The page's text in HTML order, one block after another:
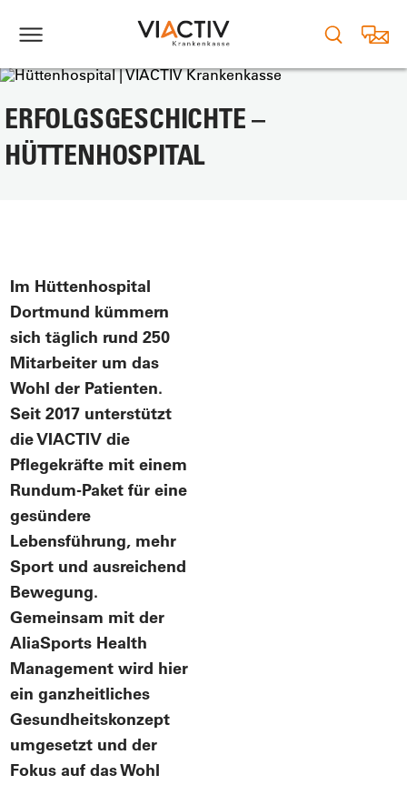
ERFOLGSGESCHICHTE –
HÜTTENHOSPITAL
Im Hüttenhospital
Dortmund kümmern
sich täglich rund 250
Mitarbeiter um das
Wohl der Patienten.
Seit 2017 unterstützt
die VIACTIV die
Pflegekräfte mit einem
Rundum-Paket für eine
gesündere
Lebensführung, mehr
Sport und ausreichend
Bewegung.
Gemeinsam mit der
AliaSports Health
Management wird hier
ein ganzheitliches
Gesundheitskonzept
umgesetzt und der
Fokus auf das Wohl